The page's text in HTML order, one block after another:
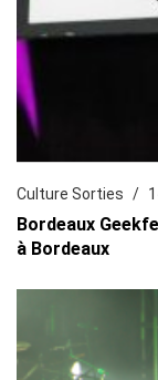
Culture Sorties
Bordeaux
à Bordeaux